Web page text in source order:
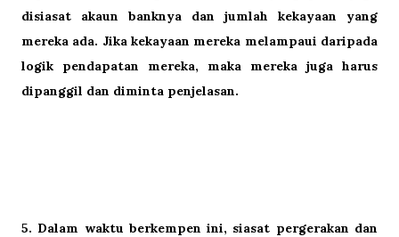
disiasat akaun banknya dan jumlah kekayaan yang
mereka ada. Jika kekayaan mereka melampaui daripada
logik pendapatan mereka, maka mereka juga harus
dipanggil dan diminta penjelasan.
5. Dalam waktu berkempen ini, siasat pergerakan dan